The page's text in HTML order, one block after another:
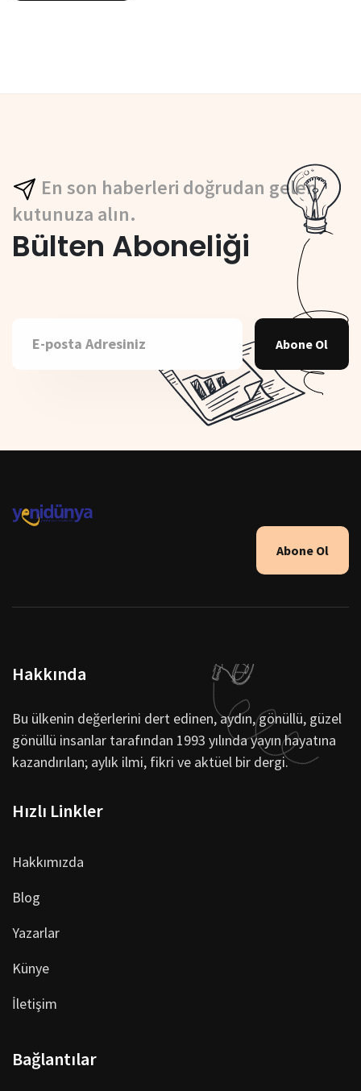
En son haberleri doğrudan gelen
kutunuza alın.
Bülten Aboneliği
Abone Ol
Abone Ol
Hakkında
Bu ülkenin değerlerini dert edinen, aydın, gönüllü, güzel
gönüllü insanlar tarafından 1993 yılında yayın hayatına
kazandırılan; aylık ilmi, fikri ve aktüel bir dergi.
Hızlı Linkler
Hakkımızda
Blog
Yazarlar
Künye
İletişim
Bağlantılar